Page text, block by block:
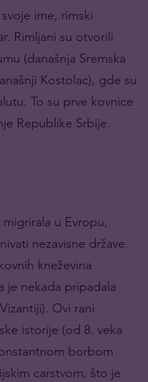
ime, rimski
. Rimljani su otvorili
(današnja Sremska
Kostolac), gde su
To su prve kovnice
Republike Srbije.
u Evropu,
nezavisne države.
kneževina
je nekada pripadala
Ovi rani
istorije (od 8. veka
borbom
carstvom, što je